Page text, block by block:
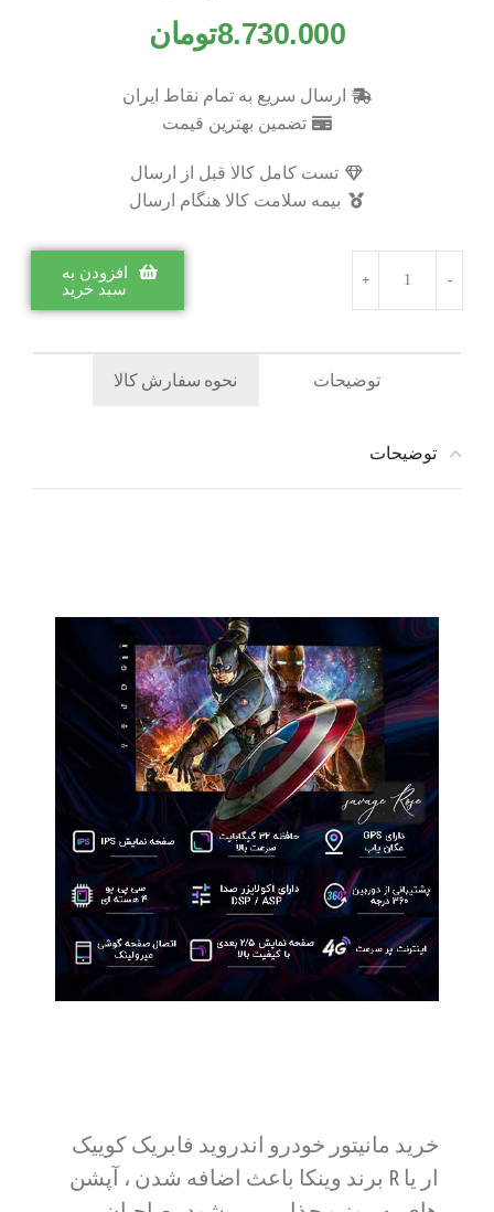
8.730.000تومان
ارسال سریع به تمام نقاط ایران
تضمین بهترین قیمت
تست کامل کالا قبل از ارسال
بیمه سلامت کالا هنگام ارسال
افزودن به
سبد خرید
توضیحات نحوه سفارش کالا
توضیحات
خرید مانیتور خودرو اندروید فابریک کوییک
ار یا R برند وینکا باعث اضافه شدن ، آپشن